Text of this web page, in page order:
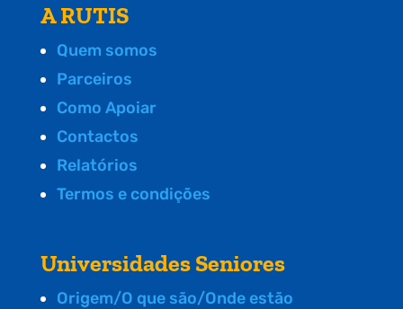
A RUTIS
Quem somos
Parceiros
Como Apoiar
Contactos
Relatórios
Termos e condições
Universidades Seniores
Origem/O que são/Onde estão